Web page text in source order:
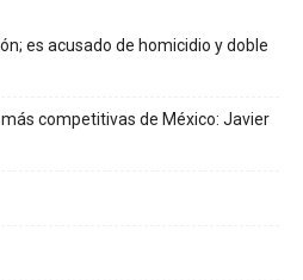
es acusado de homicidio y doble
competitivas de México: Javier